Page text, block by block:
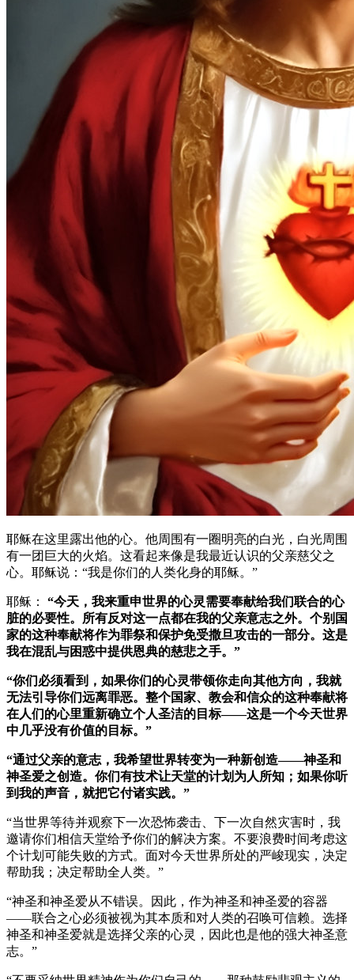
耶稣在这里露出他的心。他周围有一圈明亮的白光，白光周围
有一团巨大的火焰。这看起来像是我最近认识的父亲慈父之
心。耶稣说：“我是你们的人类化身的耶稣。”
耶稣：
“今天，我来重申世界的心灵需要奉献给我们联合的心
脏的必要性。所有反对这一点都在我的父亲意志之外。个别国
家的这种奉献将作为罪祭和保护免受撒旦攻击的一部分。这是
我在混乱与困惑中提供恩典的慈悲之手。”
“你们必须看到，如果你们的心灵带领你走向其他方向，我就
无法引导你们远离罪恶。整个国家、教会和信众的这种奉献将
在人们的心里重新确立个人圣洁的目标——这是一个今天世界
中几乎没有价值的目标。”
“通过父亲的意志，我希望世界转变为一种新创造——神圣和
神圣爱之创造。你们有技术让天堂的计划为人所知；如果你听
到我的声音，就把它付诸实践。”
“当世界等待并观察下一次恐怖袭击、下一次自然灾害时，我
邀请你们相信天堂给予你们的解决方案。不要浪费时间考虑这
个计划可能失败的方式。面对今天世界所处的严峻现实，决定
帮助我；决定帮助全人类。”
“神圣和神圣爱从不错误。因此，作为神圣和神圣爱的容器
——联合之心必须被视为其本质和对人类的召唤可信赖。选择
神圣和神圣爱就是选择父亲的心灵，因此也是他的强大神圣意
志。”